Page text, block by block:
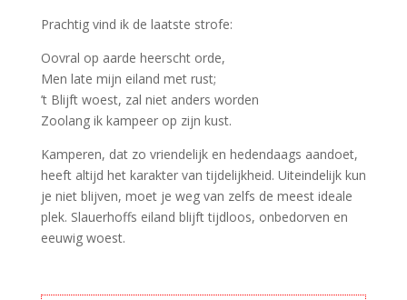
Prachtig vind ik de laatste strofe:
Oovral op aarde heerscht orde,
Men late mijn eiland met rust;
’t Blijft woest, zal niet anders worden
Zoolang ik kampeer op zijn kust.
Kamperen, dat zo vriendelijk en hedendaags aandoet,
heeft altijd het karakter van tijdelijkheid. Uiteindelijk kun
je niet blijven, moet je weg van zelfs de meest ideale
plek. Slauerhoffs eiland blijft tijdloos, onbedorven en
eeuwig woest.